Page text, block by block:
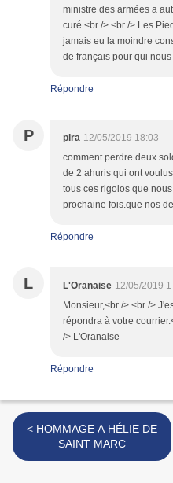
ministre des armées a
curé.<br /> <br /> Les
jamais eu la moindre
de français pour qui
Répondre
P pira 12/05/2019 18:03
comment perdre deux
de 2 ahuris qui ont
tous ces rigolos que
prochaine fois.que nos
Répondre
L L'Oranaise 12/05/2019
Monsieur,<br /> <br />
répondra à votre
/> L'Oranaise
Répondre
< HOMMAGE A HÉLIE DE
SAINT MARC